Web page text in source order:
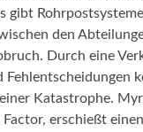
gibt
den
Durch eine
Fehlentscheidungen
Katastrophe.
erschießt